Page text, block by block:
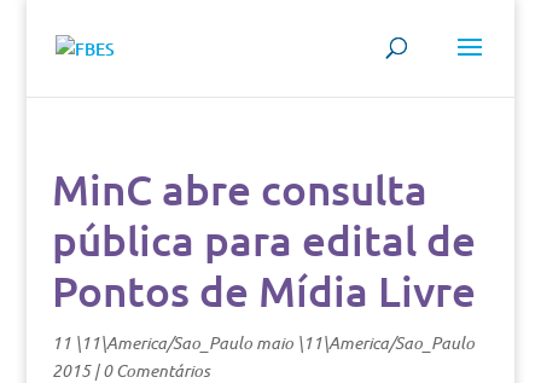
MinC abre consulta
pública para edital de
Pontos de Mídia Livre
11 \11\America/Sao_Paulo maio \11\America/Sao_Paulo
2015|0 Comentários